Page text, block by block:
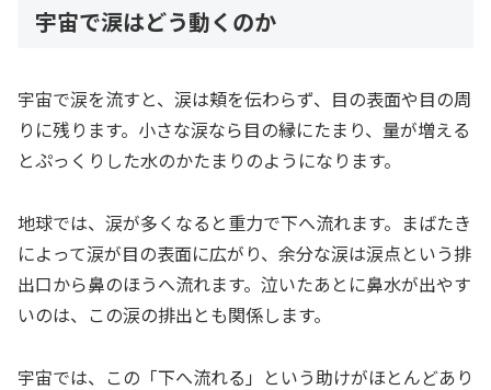
宇宙で涙はどう動くのか
宇宙で涙を流すと、涙は頬を伝わらず、目の表面や目の周
りに残ります。小さな涙なら目の縁にたまり、量が増える
とぷっくりした水のかたまりのようになります。
地球では、涙が多くなると重力で下へ流れます。まばたき
によって涙が目の表面に広がり、余分な涙は涙点という排
出口から鼻のほうへ流れます。泣いたあとに鼻水が出やす
いのは、この涙の排出とも関係します。
宇宙では、この「下へ流れる」という助けがほとんどあり